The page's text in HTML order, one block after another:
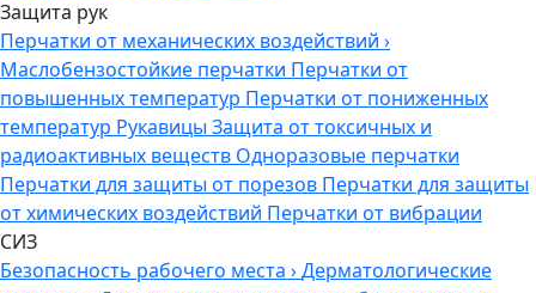
Защита рук
Перчатки от механических воздействий ›
Маслобензостойкие перчатки Перчатки от
повышенных температур Перчатки от пониженных
температур Рукавицы Защита от токсичных и
радиоактивных веществ Одноразовые перчатки
Перчатки для защиты от порезов Перчатки для защиты
от химических воздействий Перчатки от вибрации
СИЗ
Безопасность рабочего места ›Дерматологические